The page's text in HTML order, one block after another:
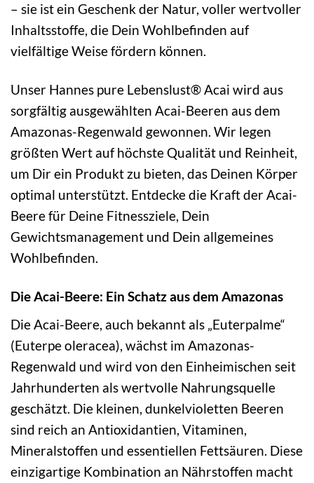
– sie ist ein Geschenk der Natur, voller wertvoller
Inhaltsstoffe, die Dein Wohlbefinden auf
vielfältige Weise fördern können.
Unser Hannes pure Lebenslust® Acai wird aus
sorgfältig ausgewählten Acai-Beeren aus dem
Amazonas-Regenwald gewonnen. Wir legen
größten Wert auf höchste Qualität und Reinheit,
um Dir ein Produkt zu bieten, das Deinen Körper
optimal unterstützt. Entdecke die Kraft der Acai-
Beere für Deine Fitnessziele, Dein
Gewichtsmanagement und Dein allgemeines
Wohlbefinden.
Die Acai-Beere: Ein Schatz aus dem Amazonas
Die Acai-Beere, auch bekannt als „Euterpalme“
(Euterpe oleracea), wächst im Amazonas-
Regenwald und wird von den Einheimischen seit
Jahrhunderten als wertvolle Nahrungsquelle
geschätzt. Die kleinen, dunkelvioletten Beeren
sind reich an Antioxidantien, Vitaminen,
Mineralstoffen und essentiellen Fettsäuren. Diese
einzigartige Kombination an Nährstoffen macht